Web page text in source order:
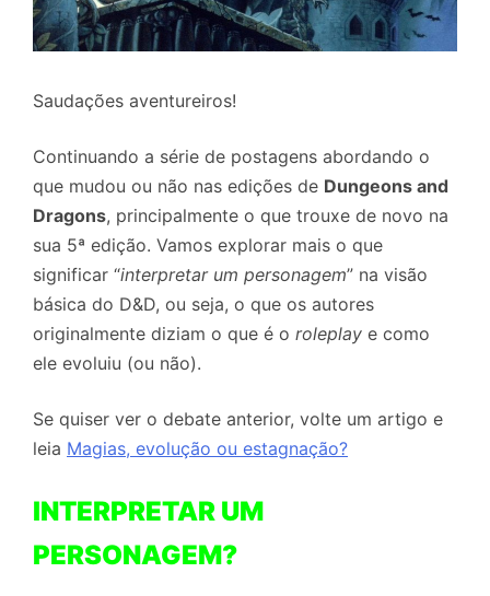
Saudações aventureiros!
Continuando a série de postagens abordando o
que mudou ou não nas edições de Dungeons and
Dragons, principalmente o que trouxe de novo na
sua 5ª edição. Vamos explorar mais o que
significar “interpretar um personagem” na visão
básica do D&D, ou seja, o que os autores
originalmente diziam o que é o roleplay e como
ele evoluiu (ou não).
Se quiser ver o debate anterior, volte um artigo e
leia Magias, evolução ou estagnação?
INTERPRETAR UM
PERSONAGEM?